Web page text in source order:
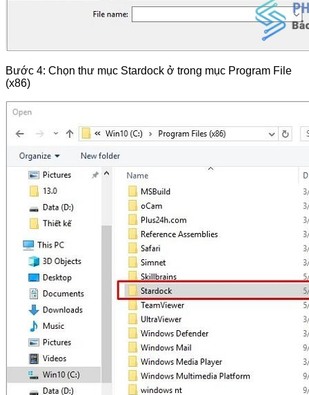
Bước 4: Chọn thư mục Stardock ở trong mục Program File
(x86)